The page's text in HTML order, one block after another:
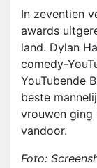
In zeventien
awards
land. Dylan
comedy-
YouTubende
beste
vrouwen ging
vandoor.
Foto: